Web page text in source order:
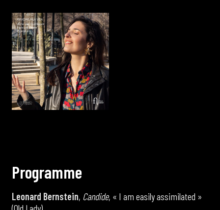
Programme
Leonard Bernstein, Candide, « I am easily assimilated »